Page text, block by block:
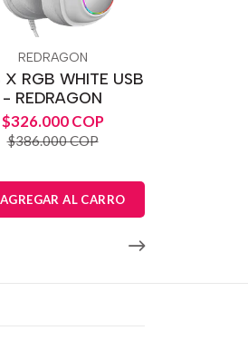
REDRAGON
X RGB WHITE USB
- REDRAGON
$326.000 COP
$386.000 COP
AGREGAR AL CARRO